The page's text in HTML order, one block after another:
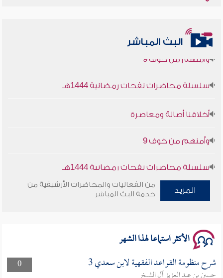
البث المباشر
وأمنهم من خوف 9
المزيد
من الفعاليات والمحاضرات الأرشيفية من
خدمة البث المباشر
الأكثر استماعا لهذا الشهر
0 شرح منظومة القواعد الفقهية لابن سعدي 3